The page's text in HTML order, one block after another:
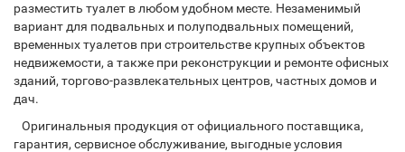
разместить туалет в любом удобном месте. Незаменимый
вариант для подвальных и полуподвальных помещений,
временных туалетов при строительстве крупных объектов
недвижемости, а также при реконструкции и ремонте офисных
зданий, торгово-развлекательных центров, частных домов и
дач.
Оригинальныя продукция от официального поставщика,
гарантия, сервисное обслуживание, выгодные условия